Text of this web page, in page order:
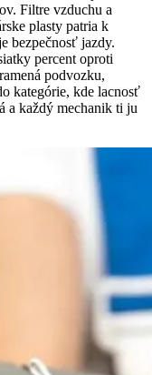
Filtre vzduchu a
plasty patria k
bezpečnosť jazdy.
percent oproti
podvozku,
kategórie, kde lacnosť
a každý mechanik ti ju